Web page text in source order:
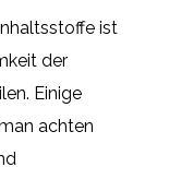
ist
der
Einige
achten